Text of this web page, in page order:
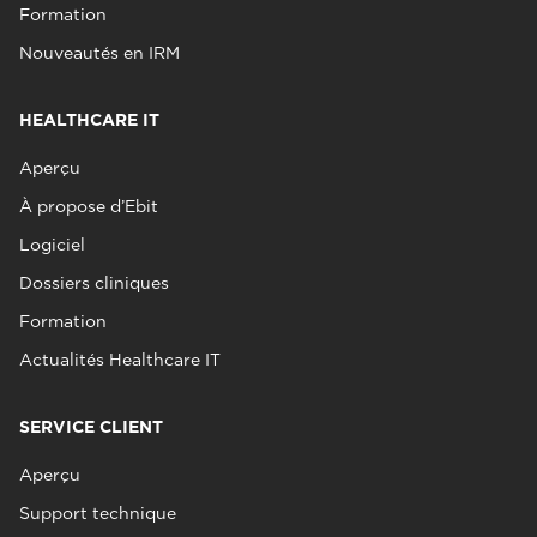
Formation
Nouveautés en IRM
HEALTHCARE IT
Aperçu
À propose d’Ebit
Logiciel
Dossiers cliniques
Formation
Actualités Healthcare IT
SERVICE CLIENT
Aperçu
Support technique